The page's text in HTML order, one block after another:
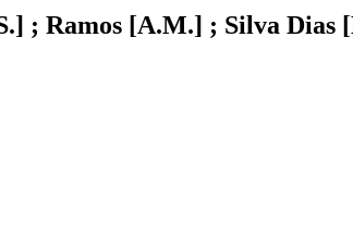
; Ramos [A.M.] ; Silva Dias